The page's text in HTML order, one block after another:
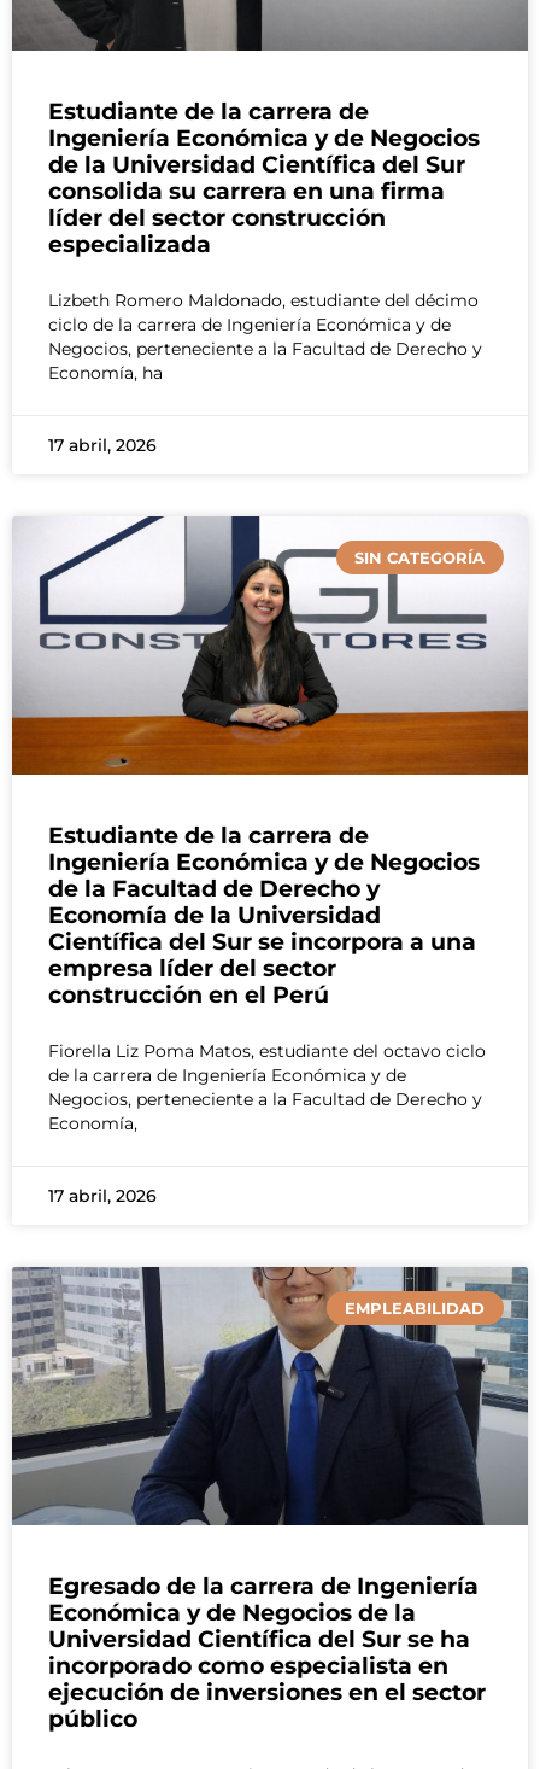
Estudiante de la carrera de
Ingeniería Económica y de Negocios
de la Universidad Científica del Sur
consolida su carrera en una firma
líder del sector construcción
especializada
Lizbeth Romero Maldonado, estudiante del décimo
ciclo de la carrera de Ingeniería Económica y de
Negocios, perteneciente a la Facultad de Derecho y
Economía, ha
17 abril, 2026
SIN CATEGORÍA
Estudiante de la carrera de
Ingeniería Económica y de Negocios
de la Facultad de Derecho y
Economía de la Universidad
Científica del Sur se incorpora a una
empresa líder del sector
construcción en el Perú
Fiorella Liz Poma Matos, estudiante del octavo ciclo
de la carrera de Ingeniería Económica y de
Negocios, perteneciente a la Facultad de Derecho y
Economía,
17 abril, 2026
EMPLEABILIDAD
Egresado de la carrera de Ingeniería
Económica y de Negocios de la
Universidad Científica del Sur se ha
incorporado como especialista en
ejecución de inversiones en el sector
público